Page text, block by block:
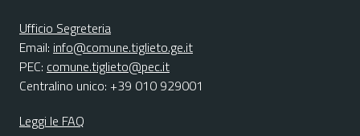
Ufficio Segreteria
Email: info@comune.tiglieto.ge.it
PEC: comune.tiglieto@pec.it
Centralino unico: +39 010 929001
Leggi le FAQ